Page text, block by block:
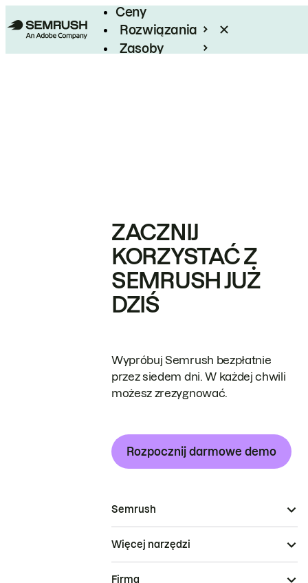
Ceny
Rozwiązania
Zasoby
ZACZNIJ
KORZYSTAĆ Z
SEMRUSH JUŻ
DZIŚ
Wypróbuj Semrush bezpłatnie
przez siedem dni. W każdej chwili
możesz zrezygnować.
Rozpocznij darmowe demo
Semrush
Więcej narzędzi
Firma